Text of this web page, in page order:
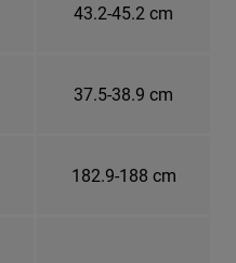
43.2-45.2 cm
37.5-38.9 cm
182.9-188 cm